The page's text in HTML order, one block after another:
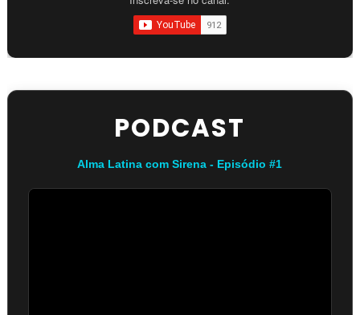
PODCAST
Alma Latina com Sirena - Episódio #1